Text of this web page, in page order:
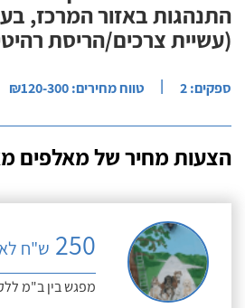
התנהגות באזור המרכז,
(עשיית צרכים/הריסת
ספקים: 2 | טווח מחירים: ₪120-300
הצעות מחיר של מאלפים
250 ש"ח
מפגש בין ב"מ ללקוח